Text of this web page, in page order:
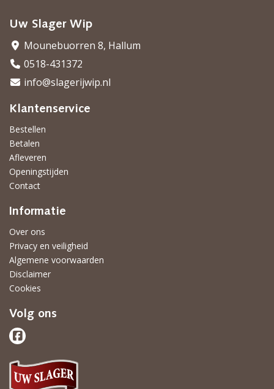
Uw Slager Wip
Mounebuorren 8, Hallum
0518-431372
info@slagerijwip.nl
Klantenservice
Bestellen
Betalen
Afleveren
Openingstijden
Contact
Informatie
Over ons
Privacy en veiligheid
Algemene voorwaarden
Disclaimer
Cookies
Volg ons